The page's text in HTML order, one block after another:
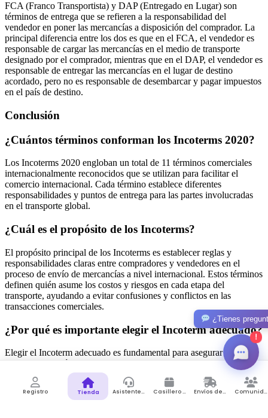
Registro Tienda Asistente de Compras Casillero Virtual Envíos desde Colombia Comunidad
FCA (Franco Transportista) y DAP (Entregado en Lugar) son
términos de entrega que se refieren a la responsabilidad del
vendedor en poner las mercancías a disposición del comprador. La
principal diferencia entre los dos es que en el FCA, el vendedor es
responsable de cargar las mercancías en el medio de transporte
designado por el comprador, mientras que en el DAP, el vendedor es
responsable de entregar las mercancías en el lugar de destino
acordado, pero no es responsable de desembarcar y pagar impuestos
en el país de destino.
Conclusión
¿Cuántos términos conforman los Incoterms 2020?
Los Incoterms 2020 engloban un total de 11 términos comerciales
internacionalmente reconocidos que se utilizan para facilitar el
comercio internacional. Cada término establece diferentes
responsabilidades y puntos de entrega para las partes involucradas
en el transporte global.
¿Cuál es el propósito de los Incoterms?
El propósito principal de los Incoterms es establecer reglas y
responsabilidades claras entre compradores y vendedores en el
proceso de envío de mercancías a nivel internacional. Estos términos
definen quién asume los costos y riesgos en cada etapa del
transporte, ayudando a evitar confusiones y conflictos en las
transacciones comerciales.
¿Por qué es importante elegir el Incoterm adecuado?
Elegir el Incoterm adecuado es fundamental para asegurar una
correcta ejecución de las operaciones de comercio internacional.
Cada término tiene implicaciones diferentes en términos de costos,
responsabilidades y riesgos. Al seleccionar el Incoterm apropiado
según las necesidades y circunstancias de la transacción, se pueden
!
¿Tienes